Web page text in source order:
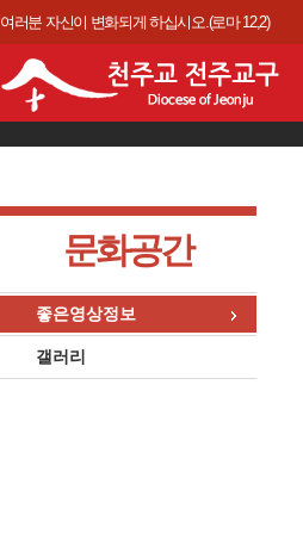
여러분 자신이 변화되게 하십시오.(로마 12,2)
문화공간
좋은영상정보
갤러리